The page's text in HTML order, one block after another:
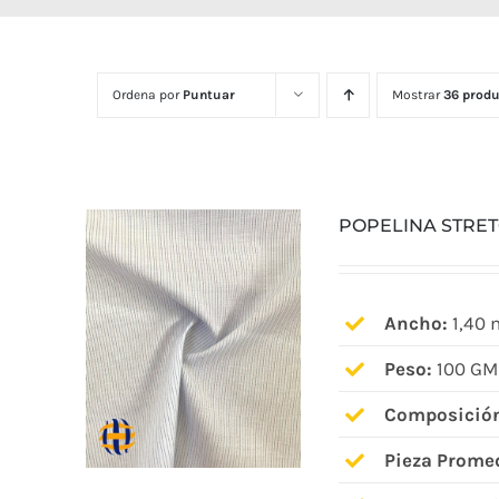
Ordena por Puntuar Mostrar36
POPELINA
Ancho: 1,40
Peso: 100
Pieza